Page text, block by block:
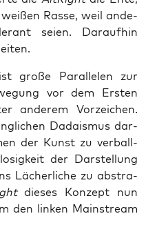
Ras­se, weil ande­
sei­en. Dar­auf­hin
gro­ße Par­al­le­len zur
vor dem Ers­ten
ande­rem Vor­zei­chen.
Dada­is­mus dar­
der Kunst zu ver­ball­
der Dar­stel­lung
Lächer­li­che zu abs­tra­
die­ses Kon­zept nun
den lin­ken Main­stream